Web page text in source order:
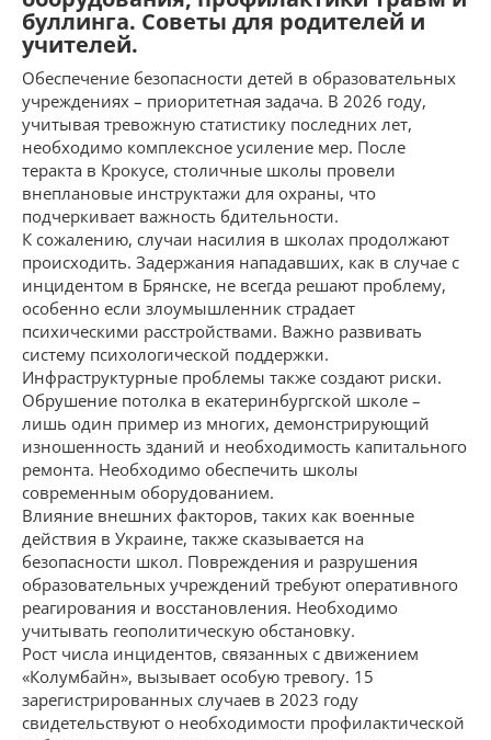
буллинга. Советы для родителей и
учителей.
Обеспечение безопасности детей в образовательных
учреждениях – приоритетная задача. В 2026 году,
учитывая тревожную статистику последних лет,
необходимо комплексное усиление мер. После
теракта в Крокусе, столичные школы провели
внеплановые инструктажи для охраны, что
подчеркивает важность бдительности.
К сожалению, случаи насилия в школах продолжают
происходить. Задержания нападавших, как в случае с
инцидентом в Брянске, не всегда решают проблему,
особенно если злоумышленник страдает
психическими расстройствами. Важно развивать
систему психологической поддержки.
Инфраструктурные проблемы также создают риски.
Обрушение потолка в екатеринбургской школе –
лишь один пример из многих, демонстрирующий
изношенность зданий и необходимость капитального
ремонта. Необходимо обеспечить школы
современным оборудованием.
Влияние внешних факторов, таких как военные
действия в Украине, также сказывается на
безопасности школ. Повреждения и разрушения
образовательных учреждений требуют оперативного
реагирования и восстановления. Необходимо
учитывать геополитическую обстановку.
Рост числа инцидентов, связанных с движением
«Колумбайн», вызывает особую тревогу. 15
зарегистрированных случаев в 2023 году
свидетельствуют о необходимости профилактической